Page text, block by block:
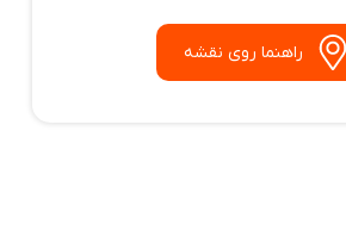
راهنما روی نقشه